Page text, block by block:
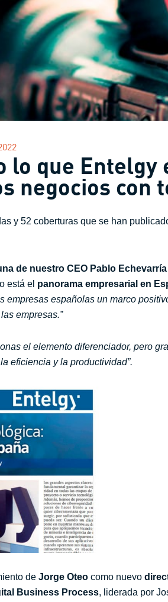
lo que Entelgy
negocios con
y 52 coberturas que se han
de nuestro CEO Pablo
está el panorama empresarial en
empresas españolas un marco
empresas.”
el elemento diferenciador, pero
eficiencia y la productividad”.
de Jorge Oteo como nuevo
Business Process, liderada por